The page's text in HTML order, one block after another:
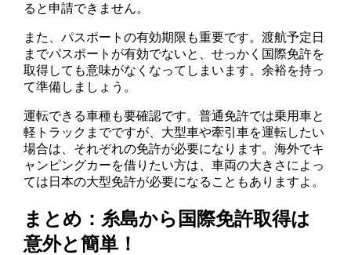
ると申請できません。
また、パスポートの有効期限も重要です。渡航予定日
までパスポートが有効でないと、せっかく国際免許を
取得しても意味がなくなってしまいます。余裕を持っ
て準備しましょう。
運転できる車種も要確認です。普通免許では乗用車と
軽トラックまでですが、大型車や牽引車を運転したい
場合は、それぞれの免許が必要になります。海外でキ
ャンピングカーを借りたい方は、車両の大きさによっ
ては日本の大型免許が必要になることもありますよ。
まとめ：糸島から国際免許取得は
意外と簡単！